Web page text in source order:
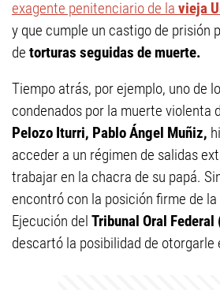
exagente penitenciario de la vieja
y que cumple un castigo de prisión
de torturas seguidas de muerte.
Tiempo atrás, por ejemplo, uno de
condenados por la muerte violenta
Pelozo Iturri, Pablo Ángel Muñiz,
acceder a un régimen de salidas
trabajar en la chacra de su papá.
encontró con la posición firme de
Ejecución del Tribunal Oral Federal
descartó la posibilidad de otorgarle